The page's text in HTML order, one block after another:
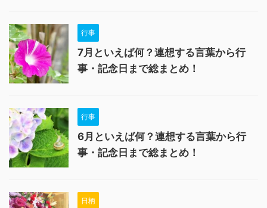
行事
7月といえば何？連想する言葉から行
事・記念日まで総まとめ！
行事
6月といえば何？連想する言葉から行
事・記念日まで総まとめ！
日柄